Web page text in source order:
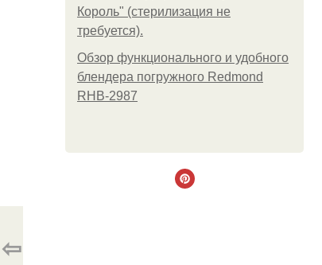
Король" (стерилизация не
требуется).
Обзор функционального и удобного
блендера погружного Redmond
RHB-2987
⇦